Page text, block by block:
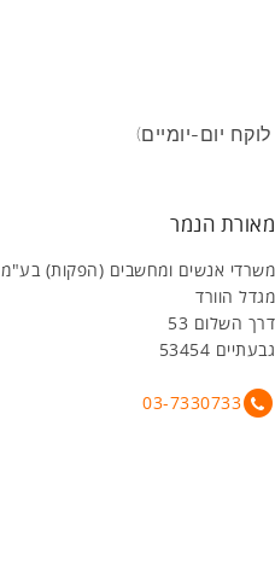
יום-יומיים)
מאורת הנמר
משרדי אנשים ומחשבים (הפקות) בע"מ
מגדל הוורד
דרך השלום 53
גבעתיים 53454
03-7330733